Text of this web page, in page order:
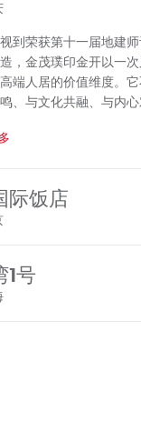
到荣获第十一届地建
，金茂璞印金开以一
端人居的价值维度。
、与文化共融、与内
际饭店
一座建筑，更是阿鲁克
触勾勒出东西方交融的
1号
超高层住宅，中区可
一幕都是城市景观的视